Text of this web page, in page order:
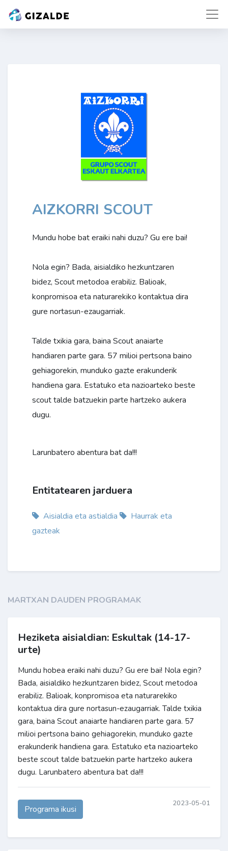
AIZKORRI SCOUT
Mundu hobe bat eraiki nahi duzu? Gu ere bai!
Nola egin? Bada, aisialdiko hezkuntzaren
bidez, Scout metodoa erabiliz. Balioak,
konpromisoa eta naturarekiko kontaktua dira
gure nortasun-ezaugarriak.
Talde txikia gara, baina Scout anaiarte
handiaren parte gara. 57 milioi pertsona baino
gehiagorekin, munduko gazte erakunderik
handiena gara. Estatuko eta nazioarteko beste
scout talde batzuekin parte hartzeko aukera
dugu.
Larunbatero abentura bat da!!!
Entitatearen jarduera
Aisialdia eta astialdia
Haurrak eta
gazteak
MARTXAN DAUDEN PROGRAMAK
Heziketa aisialdian: Eskultak (14-17-
urte)
Mundu hobea eraiki nahi duzu? Gu ere bai! Nola egin?
Bada, aisialdiko hezkuntzaren bidez, Scout metodoa
erabiliz. Balioak, konpromisoa eta naturarekiko
kontaktua dira gure nortasun-ezaugarriak. Talde txikia
gara, baina Scout anaiarte handiaren parte gara. 57
milioi pertsona baino gehiagorekin, munduko gazte
erakunderik handiena gara. Estatuko eta nazioarteko
beste scout talde batzuekin parte hartzeko aukera
dugu. Larunbatero abentura bat da!!!
Programa ikusi
2023-05-01